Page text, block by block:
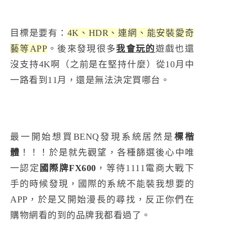
目標是要有： 4K、HDR、連網、能安裝愛奇
藝等APP 。後來發現很多我會玩的遊戲也還
沒支持4K啊（之前是在堅持什麼）從10月中
一路看到11月，還是無法決定買哪台。
最一開始想買BENQ發現系統居然是 標楷
體 ！！！於是就先觀望，各種篩選後心中唯
一認定 國際牌FX600 ，等待1111電商大戰下
手的時候發現，國際的系統不能裝我想要的
APP，於是又開始漫長的尋找，反正你們在
購物網看的到的品牌我都看過了。